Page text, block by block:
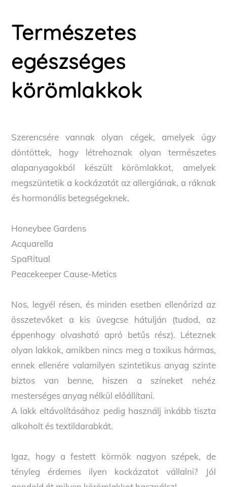
Természetes
egészséges
körömlakkok
Szerencsére vannak olyan cégek, amelyek úgy
döntöttek, hogy létrehoznak olyan természetes
alapanyagokból készült körömlakkot, amelyek
megszüntetik a kockázatát az allergiának, a ráknak
és hormonális betegségeknek.
Honeybee Gardens
Acquarella
SpaRitual
Peacekeeper Cause-Metics
Nos, legyél résen, és minden esetben ellenőrizd az
összetevőket a kis üvegcse hátulján (tudod, az
éppenhogy olvasható apró betűs rész). Léteznek
olyan lakkok, amikben nincs meg a toxikus hármas,
ennek ellenére valamilyen szintetikus anyag szinte
biztos van benne, hiszen a színeket nehéz
mesterséges anyag nélkül előállítani.
A lakk eltávolításához pedig használj inkább tiszta
alkoholt és textildarabkát.
Igaz, hogy a festett körmök nagyon szépek, de
tényleg érdemes ilyen kockázatot vállalni? Jól